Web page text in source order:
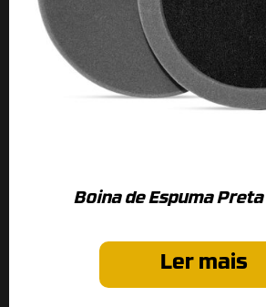
Boina de Espuma
Ler mais